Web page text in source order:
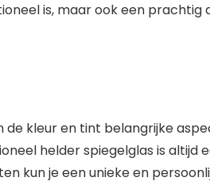
is, maar ook een
de kleur en tint belangrijke
helder spiegelglas is altijd
kun je een unieke en